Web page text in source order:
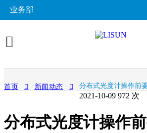
业务部
分布光度计系统
EMC电磁兼容
LED与灯具测试方案
相关标准
首页 新闻动态 分布式光度计操作前
2021-10-09 972 次
分布式光度计操作